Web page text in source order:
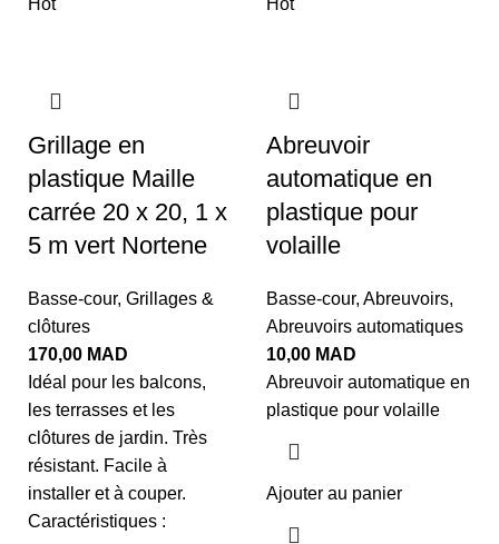
Hot
Grillage en
plastique Maille
carrée 20 x 20, 1 x
5 m vert Nortene
Basse-cour, Grillages &
clôtures
170,00 MAD
Idéal pour les balcons,
les terrasses et les
clôtures de jardin. Très
résistant. Facile à
installer et à couper.
Caractéristiques :
Hot
Abreuvoir
automatique en
plastique pour
volaille
Basse-cour, Abreuvoirs,
Abreuvoirs automatiques
10,00 MAD
Abreuvoir automatique en
plastique pour volaille
Ajouter au panier